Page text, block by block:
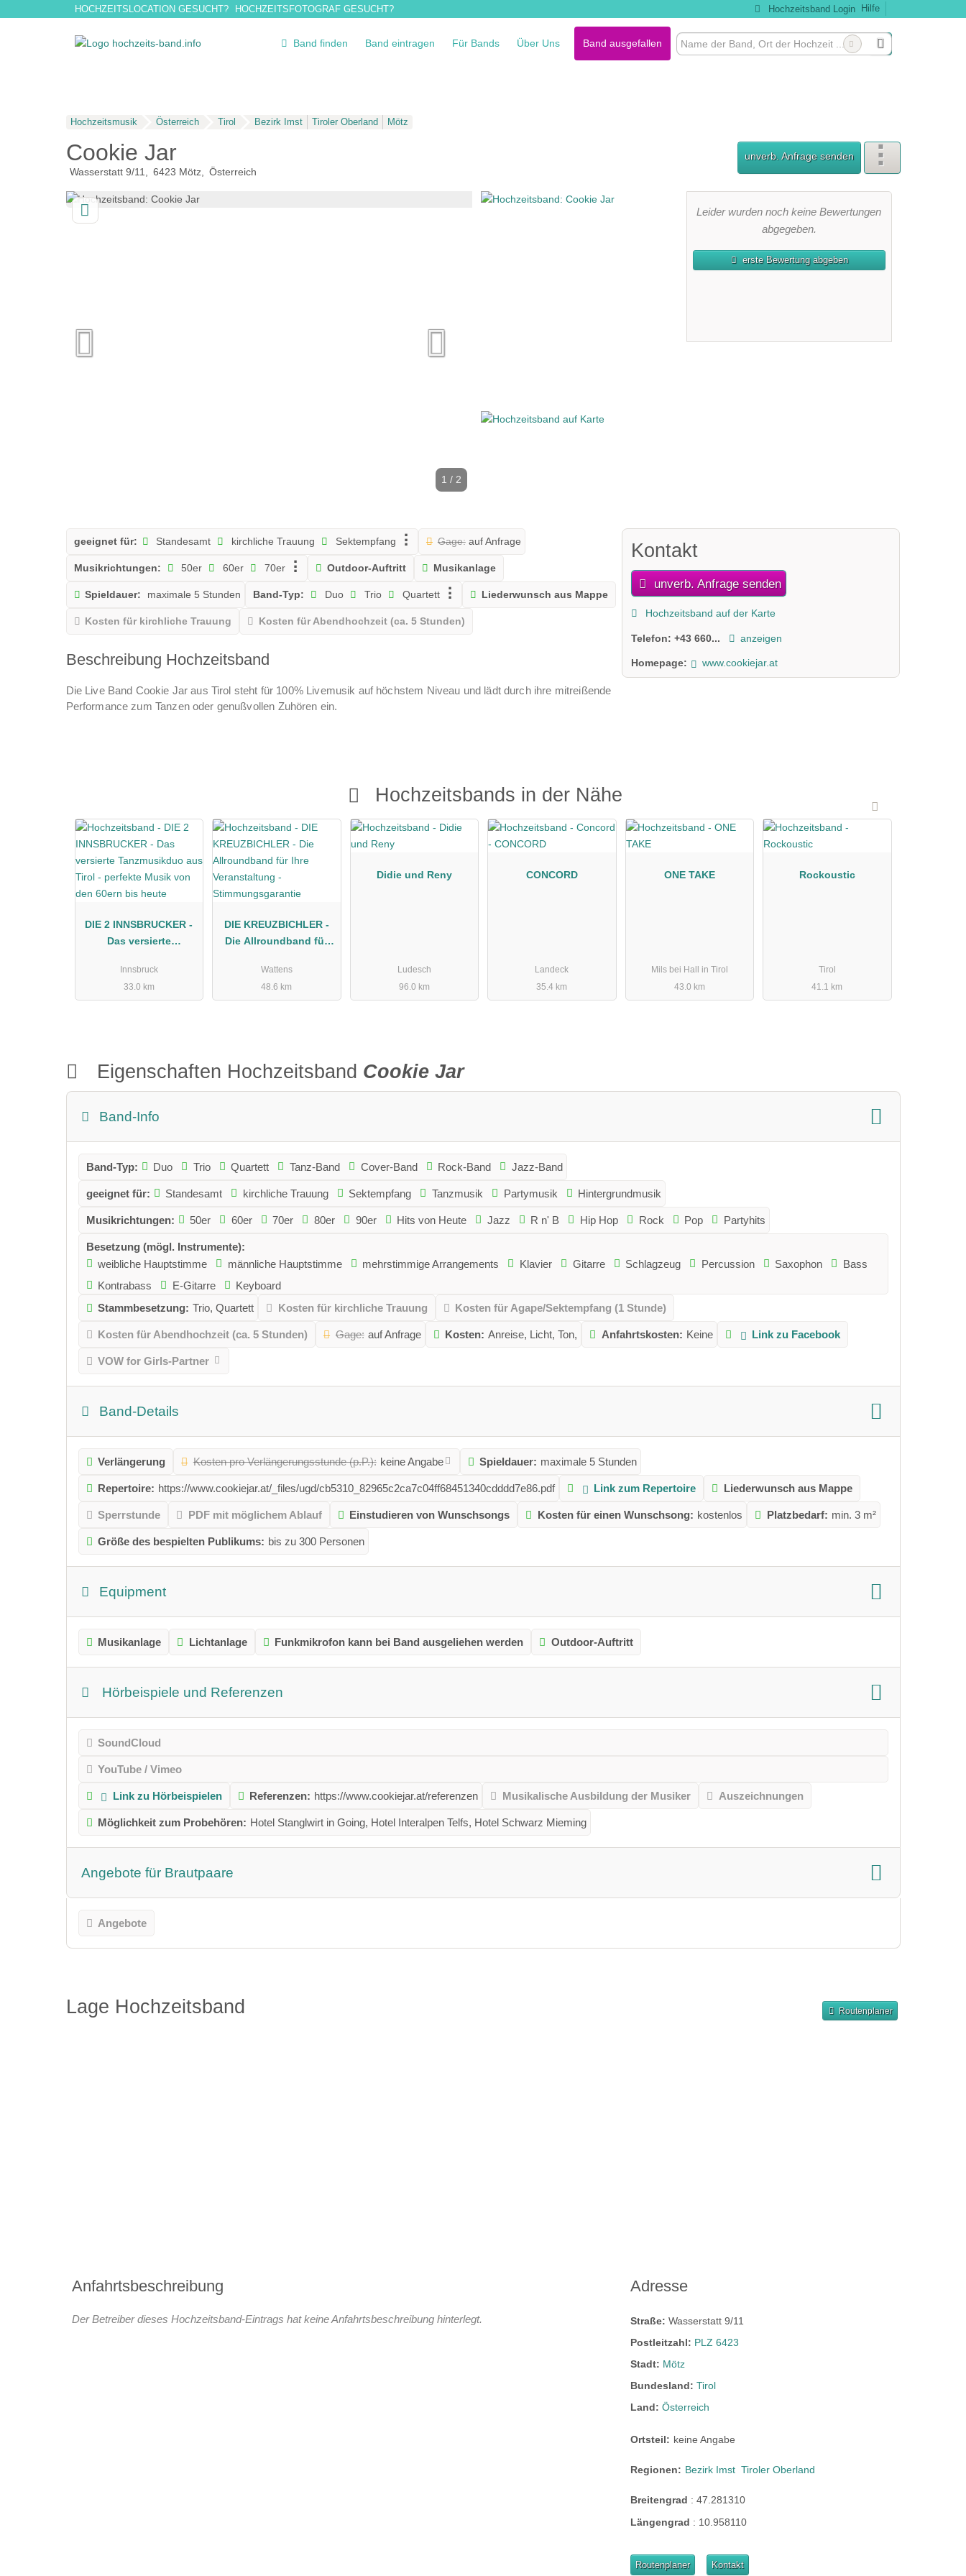
HOCHZEITSLOCATION GESUCHT? HOCHZEITSFOTOGRAF GESUCHT? Hochzeitsband Login Hilfe
Band finden Band eintragen Für Bands Über Uns Band ausgefallen
Hochzeitsmusik Österreich Tirol Bezirk Imst Tiroler Oberland Mötz
Cookie Jar
Wasserstatt 9/11 6423 Mötz Österreich
unverb. Anfrage senden
1 / 2
Leider wurden noch keine Bewertungen
abgegeben.
erste Bewertung abgeben
geeignet für: Standesamt kirchliche Trauung Sektempfang Gage: auf Anfrage
Musikrichtungen: 50er 60er 70er Outdoor-Auftritt Musikanlage
Spieldauer: maximale 5 Stunden Band-Typ: Duo Trio Quartett Liederwunsch aus Mappe
Kosten für kirchliche Trauung Kosten für Abendhochzeit (ca. 5 Stunden)
Beschreibung Hochzeitsband
Die Live Band Cookie Jar aus Tirol steht für 100% Livemusik auf höchstem Niveau und lädt durch ihre mitreißende
Performance zum Tanzen oder genußvollen Zuhören ein.
Kontakt
unverb. Anfrage senden
Hochzeitsband auf der Karte
Telefon:+43 660... anzeigen
Homepage: www.cookiejar.at
Hochzeitsbands in der Nähe
DIE 2 INNSBRUCKER -
Das versierte
- perfekte Musik von
den 60ern bis heute
Innsbruck
33.0 km
DIE KREUZBICHLER -
Die Allroundband für
Stimmungsgarantie
Wattens
48.6 km
Didie und Reny
Ludesch
96.0 km
CONCORD
Landeck
35.4 km
ONE TAKE
Mils bei Hall in Tirol
43.0 km
Rockoustic
Tirol
41.1 km
Eigenschaften Hochzeitsband Cookie Jar
Band-Info
Band-Typ: Duo Trio Quartett Tanz-Band Cover-Band Rock-Band Jazz-Band
geeignet für: Standesamt kirchliche Trauung Sektempfang Tanzmusik Partymusik Hintergrundmusik
Musikrichtungen: 50er 60er 70er 80er 90er Hits von Heute Jazz R n' B Hip Hop Rock Pop Partyhits
Besetzung (mögl. Instrumente):
weibliche Hauptstimme
männliche Hauptstimme mehrstimmige Arrangements Klavier Gitarre Schlagzeug Percussion Saxophon
Bass
Kontrabass
E-Gitarre
Keyboard
Stammbesetzung: Trio, Quartett Kosten für kirchliche Trauung Kosten für Agape/Sektempfang (1 Stunde)
Kosten für Abendhochzeit (ca. 5 Stunden) Gage: auf Anfrage Kosten: Anreise, Licht, Ton, Anfahrtskosten: Keine Link zu Facebook
VOW for Girls-Partner
Band-Details
Verlängerung Kosten pro Verlängerungsstunde (p.P.): keine Angabe Spieldauer: maximale 5 Stunden
Repertoire: https://www.cookiejar.at/_files/ugd/cb5310_82965c2ca7c04ff68451340cdddd7e86.pdf Link zum Repertoire Liederwunsch aus Mappe
Sperrstunde PDF mit möglichem Ablauf Einstudieren von Wunschsongs Kosten für einen Wunschsong: kostenlos Platzbedarf: min. 3 m²
Größe des bespielten Publikums: bis zu 300 Personen
Equipment
Musikanlage Lichtanlage Funkmikrofon kann bei Band ausgeliehen werden Outdoor-Auftritt
Hörbeispiele und Referenzen
SoundCloud
YouTube / Vimeo
Link zu Hörbeispielen Referenzen: https://www.cookiejar.at/referenzen Musikalische Ausbildung der Musiker Auszeichnungen
Möglichkeit zum Probehören: Hotel Stanglwirt in Going, Hotel Interalpen Telfs, Hotel Schwarz Mieming
Angebote für Brautpaare
Angebote
Lage Hochzeitsband Routenplaner
Anfahrtsbeschreibung
Der Betreiber dieses Hochzeitsband-Eintrags hat keine Anfahrtsbeschreibung hinterlegt.
Adresse
Straße:Wasserstatt 9/11
Postleitzahl: PLZ 6423
Stadt: Mötz
Bundesland:Tirol
Land:Österreich
Ortsteil: keine Angabe
Regionen: Bezirk Imst Tiroler Oberland
Breitengrad :47.281310
Längengrad : 10.958110
Routenplaner Kontakt